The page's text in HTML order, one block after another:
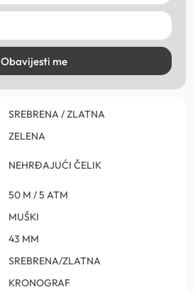
Obavijesti me
SREBRENA / ZLATNA
ZELENA
NEHRĐAJUĆI ČELIK
50 M / 5 ATM
MUŠKI
43 MM
SREBRENA/ZLATNA
KRONOGRAF